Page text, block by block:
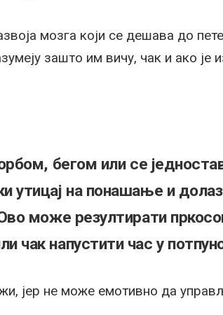
мозга који се дешава до
зашто им вичу, чак и ако је
бегом или се
утицај на понашање и
може резултирати
чак напустити час у
јер не може емотивно да